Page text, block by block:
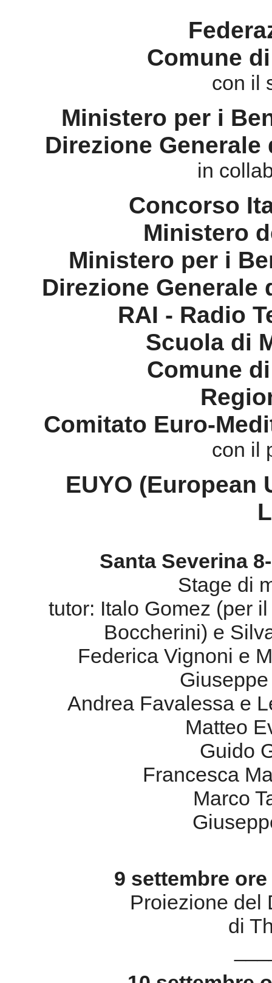
Ministero per i
Direzione
in
Concorso
Ministero
Ministero per i
Direzione
RAI - Radio
Scuola di
Comune
Comitato Euro-
con il
EUYO
Santa Severina
Stage di
tutor: Italo Gomez (per
Federica Vignoni e
Andrea Favalessa e
Matteo
Guido
Francesca
Marco
9 settembre
Proiezione
di
10 settembre
Omaggio